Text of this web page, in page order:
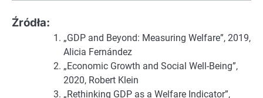
Źródła:
„GDP and Beyond: Measuring Welfare”, 2019,
Alicia Fernández
„Economic Growth and Social Well-Being”,
2020, Robert Klein
„Rethinking GDP as a Welfare Indicator”,